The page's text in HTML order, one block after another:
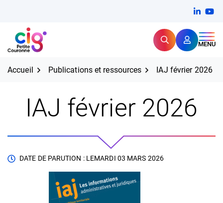
contenu
CIG Petite Couronne RechercherMENU
Expertise et proximité pour
Accueil Publications et ressources IAJ février 2026
IAJ février 2026
DATE DE PARUTION : LEMARDI 03 MARS 2026